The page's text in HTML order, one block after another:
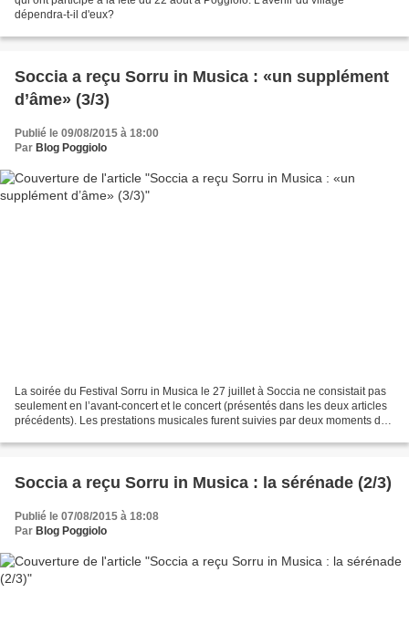
dépendra-t-il d'eux?
Soccia a reçu Sorru in Musica : «un supplément
d’âme» (3/3)
Publié le 09/08/2015 à 18:00
Par Blog Poggiolo
La soirée du Festival Sorru in Musica le 27 juillet à Soccia ne consistait pas
seulement en l’avant-concert et le concert (présentés dans les deux articles
précédents). Les prestations musicales furent suivies par deux moments de
Soccia a reçu Sorru in Musica : la sérénade (2/3)
Publié le 07/08/2015 à 18:08
Par Blog Poggiolo